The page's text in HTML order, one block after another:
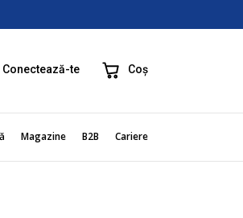
Conectează-te Coș
Magazine B2B Cariere